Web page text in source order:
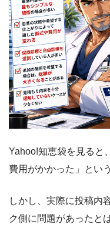
Yahoo!知恵袋を見ると
費用がかかった」とい
しかし、実際に投稿内
ク側に問題があったと